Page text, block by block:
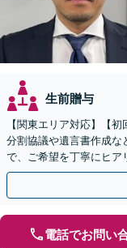
生前贈与
【関東エリア対応】【
分割協議や遺言書作成な
で、ご希望を丁寧にヒア
す。まずは無料相談でお
電話でお問い